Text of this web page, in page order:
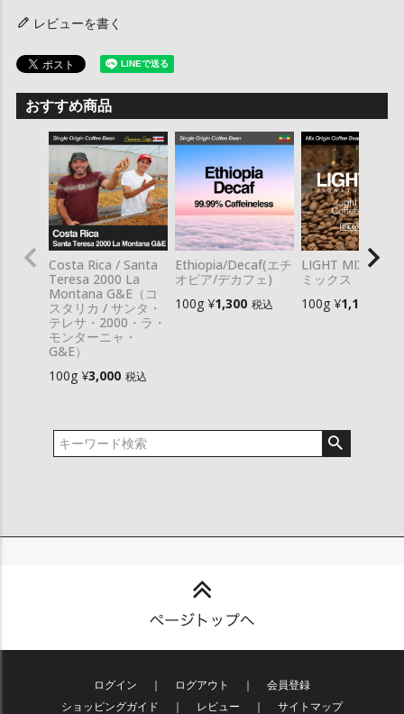
レビューを書く
おすすめ商品
Costa Rica / Santa
Teresa 2000 La
Montana G&E（コ
スタリカ / サンタ・
テレサ・2000・ラ・
モンターニャ・
G&E）
100g ¥3,000 税込
Ethiopia/Decaf(エチ
オピア/デカフェ)
100g ¥1,300 税込
LIGHT MIX / ラ
ミックス
100g ¥1,100
ログイン ログアウト
会員登録
ショッピングガイド
レビュー サイトマップ